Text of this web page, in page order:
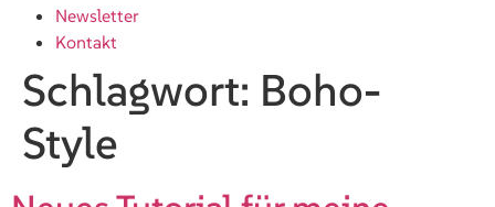
Newsletter
Kontakt
Schlagwort: Boho-
Style